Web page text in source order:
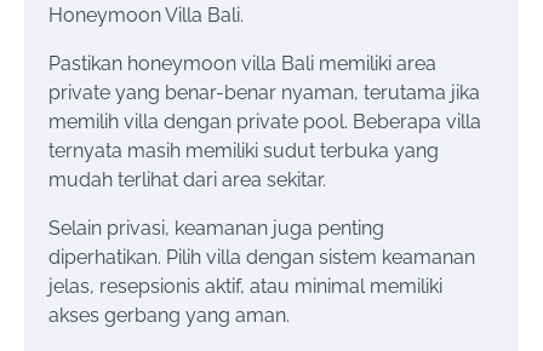
Honeymoon Villa Bali.
Pastikan honeymoon villa Bali memiliki area
private yang benar-benar nyaman, terutama jika
memilih villa dengan private pool. Beberapa villa
ternyata masih memiliki sudut terbuka yang
mudah terlihat dari area sekitar.
Selain privasi, keamanan juga penting
diperhatikan. Pilih villa dengan sistem keamanan
jelas, resepsionis aktif, atau minimal memiliki
akses gerbang yang aman.